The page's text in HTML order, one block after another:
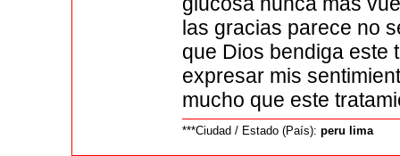
las gracias parece no
que Dios bendiga este
expresar mis
mucho que este
***Ciudad / Estado (País):peru lima